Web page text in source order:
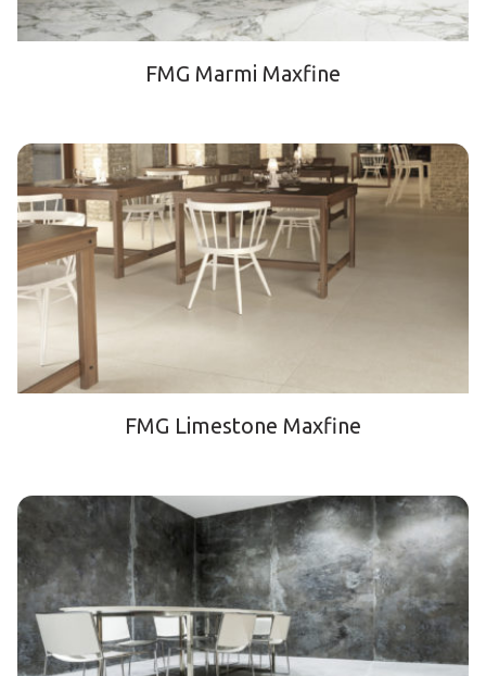
FMG Marmi Maxfine
FMG Limestone Maxfine